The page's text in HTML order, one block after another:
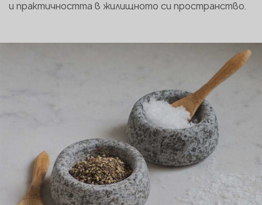
и практичността в жилищното си пространство.